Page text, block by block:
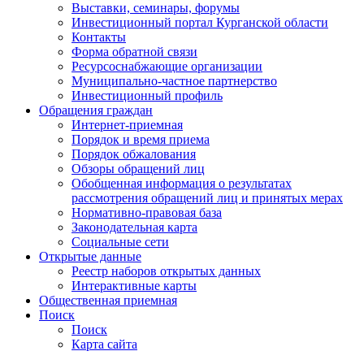
Выставки, семинары, форумы
Инвестиционный портал Курганской области
Контакты
Форма обратной связи
Ресурсоснабжающие организации
Муниципально-частное партнерство
Инвестиционный профиль
Обращения граждан
Интернет-приемная
Порядок и время приема
Порядок обжалования
Обзоры обращений лиц
Обобщенная информация о результатах
рассмотрения обращений лиц и принятых мерах
Нормативно-правовая база
Законодательная карта
Социальные сети
Открытые данные
Реестр наборов открытых данных
Интерактивные карты
Общественная приемная
Поиск
Поиск
Карта сайта